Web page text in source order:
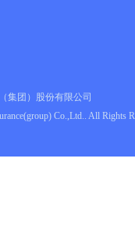
集团）股份有限公司
Co.,Ltd.. All Rights